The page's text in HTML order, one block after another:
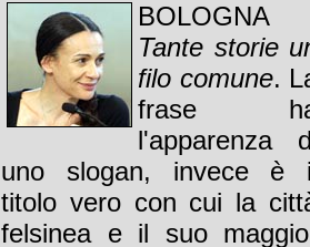
BOLOGNA
Tante storie
filo comune.
frase
l'apparenza
uno slogan, invece è
titolo vero con cui la
felsinea e il suo